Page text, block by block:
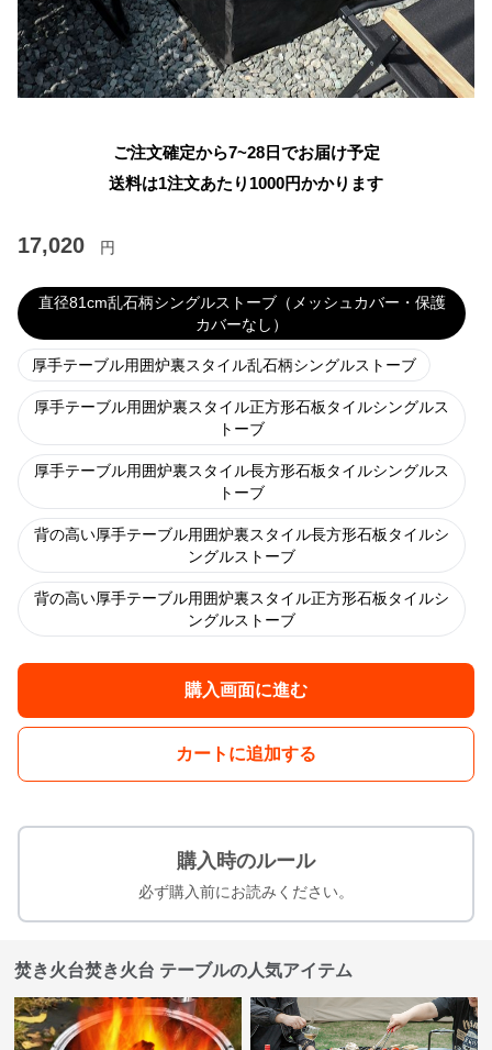
ご注文確定から7~28日でお届け予定
送料は1注文あたり 1000円かかります
17,020 円
直径81cm乱石柄シングルストーブ（メッシュカバー・保護
カバーなし）
厚手テーブル用囲炉裏スタイル乱石柄シングルストーブ
厚手テーブル用囲炉裏スタイル正方形石板タイルシングルス
トーブ
厚手テーブル用囲炉裏スタイル長方形石板タイルシングルス
トーブ
背の高い厚手テーブル用囲炉裏スタイル長方形石板タイルシ
ングルストーブ
背の高い厚手テーブル用囲炉裏スタイル正方形石板タイルシ
ングルストーブ
購入画面に進む
カートに追加する
購入時のルール
必ず購入前にお読みください。
焚き火台焚き火台 テーブルの人気アイテム